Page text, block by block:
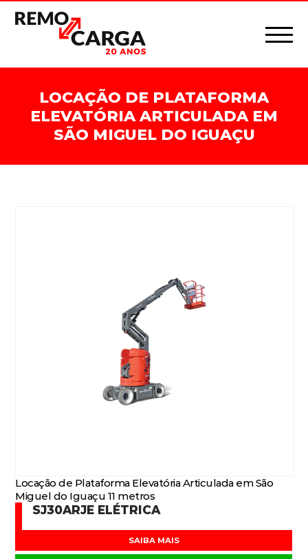
LOCAÇÃO DE PLATAFORMA
ELEVATÓRIA ARTICULADA EM
SÃO MIGUEL DO IGUAÇU
Locação de Plataforma Elevatória Articulada em São
Miguel do Iguaçu 11 metros
SJ30ARJE ELÉTRICA
SAIBA MAIS